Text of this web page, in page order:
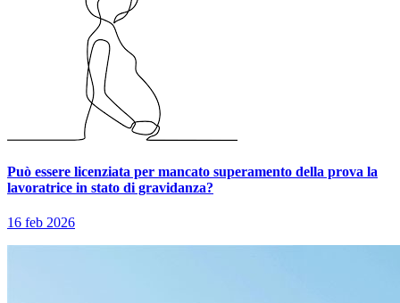
Può essere licenziata per mancato superamento della prova la
lavoratrice in stato di gravidanza?
16 feb 2026